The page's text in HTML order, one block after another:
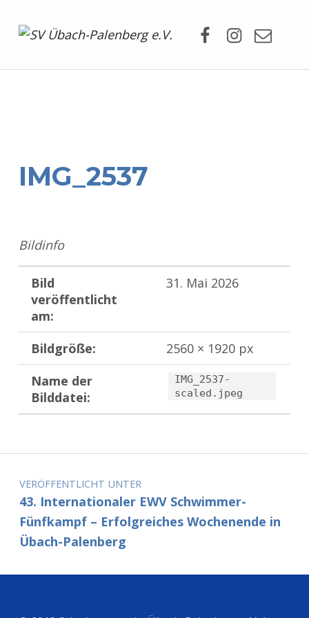
IMG_2537
Bildinfo
Bild
veröffentlicht
am:
31. Mai 2026
Bildgröße:
2560 × 1920 px
Name der
Bilddatei:
IMG_2537-
scaled.jpeg
Zurück zur Hauptnavigation springen
Beitragsnavigation
VERÖFFENTLICHT UNTER
43. Internationaler EWV Schwimmer-
Fünfkampf – Erfolgreiches Wochenende in
Übach-Palenberg